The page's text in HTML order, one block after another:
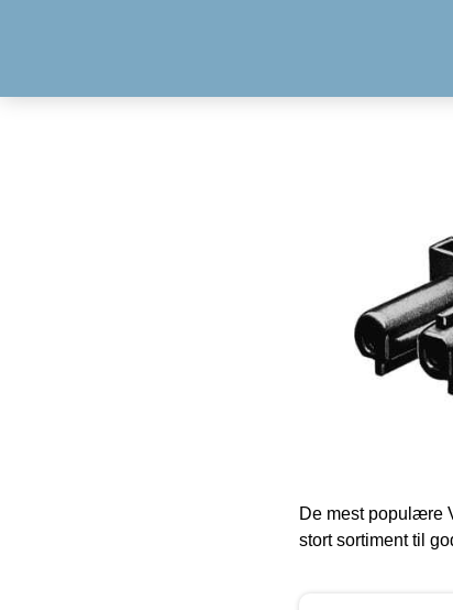
De mest populære
stort sortiment til